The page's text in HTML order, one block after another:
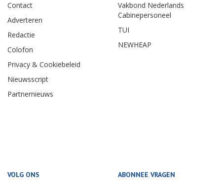
Contact
Adverteren
Redactie
Colofon
Privacy & Cookiebeleid
Nieuwsscript
Partnernieuws
Vakbond Nederlands
Cabinepersoneel
TUI
NEWHEAP
VOLG ONS ABONNEE VRAGEN